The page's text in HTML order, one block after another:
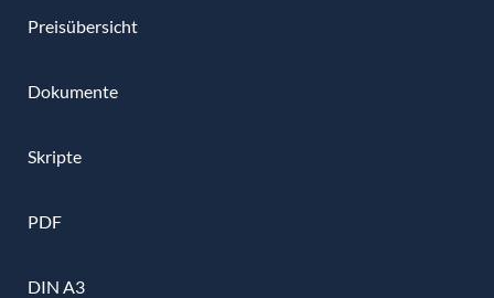
Preisübersicht
Dokumente
Skripte
PDF
DIN A3